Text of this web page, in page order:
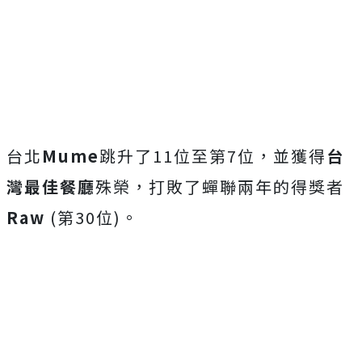
台北Mume跳升了11位至第7位，並獲得台
灣最佳餐廳殊榮，打敗了蟬聯兩年的得獎者
Raw (第30位)。